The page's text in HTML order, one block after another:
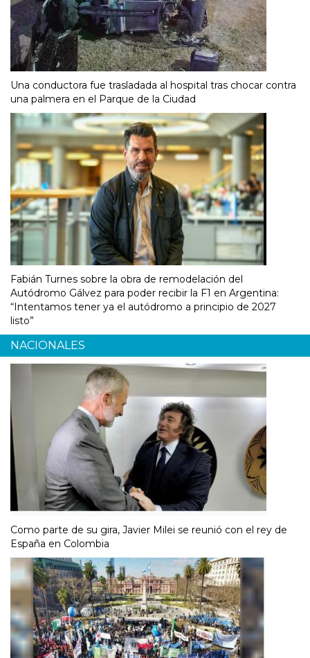
Una conductora fue trasladada al hospital tras chocar contra
una palmera en el Parque de la Ciudad
Fabián Turnes sobre la obra de remodelación del
Autódromo Gálvez para poder recibir la F1 en Argentina:
“Intentamos tener ya el autódromo a principio de 2027
listo”
NACIONALES
Como parte de su gira, Javier Milei se reunió con el rey de
España en Colombia